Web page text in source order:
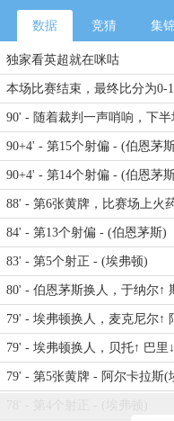
数据 竞猜 集
独家看英超就在咪咕
本场比赛结束，最终比分为0-
90' - 随着裁判一声哨响，下
90+4' - 第15个射偏 - (伯恩茅
90+4' - 第14个射偏 - (伯恩茅
88' - 第6张黄牌，比赛场上火
84' - 第13个射偏 - (伯恩茅斯)
83' - 第5个射正 - (埃弗顿)
80' - 伯恩茅斯换人，于纳尔↑
79' - 埃弗顿换人，麦克尼尔↑
79' - 埃弗顿换人，贝托↑ 巴里↓
79' - 第5张黄牌 - 阿尔卡拉斯(